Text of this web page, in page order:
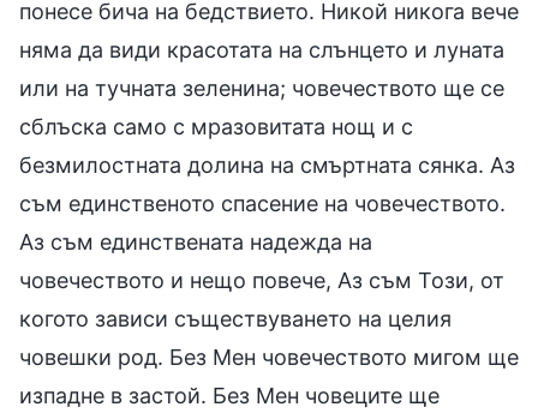
понесе бича на бедствието. Никой никога вече
няма да види красотата на слънцето и луната
или на тучната зеленина; човечеството ще се
сблъска само с мразовитата нощ и с
безмилостната долина на смъртната сянка. Аз
съм единственото спасение на човечеството.
Аз съм единствената надежда на
човечеството и нещо повече, Аз съм Този, от
когото зависи съществуването на целия
човешки род. Без Мен човечеството мигом ще
изпадне в застой. Без Мен човеците ще